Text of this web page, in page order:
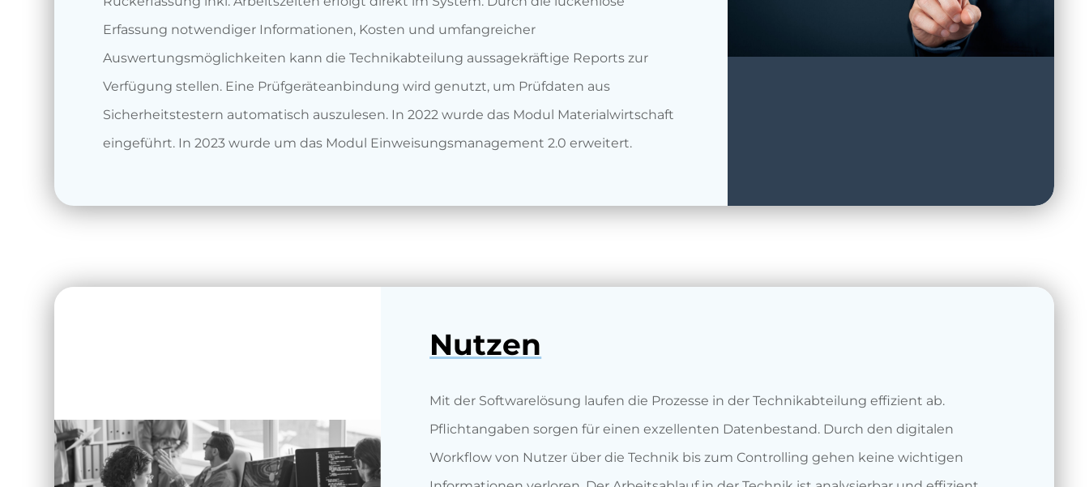
Erfassung notwendiger Informationen, Kosten und umfangreicher
Auswertungsmöglichkeiten kann die Technikabteilung aussagekräftige Reports zur
Verfügung stellen. Eine Prüfgeräteanbindung wird genutzt, um Prüfdaten aus
Sicherheitstestern automatisch auszulesen. In 2022 wurde das Modul Materialwirtschaft
eingeführt. In 2023 wurde um das Modul Einweisungsmanagement 2.0 erweitert.
Nutzen
Mit der Softwarelösung laufen die Prozesse in der Technikabteilung effizient ab.
Pflichtangaben sorgen für einen exzellenten Datenbestand. Durch den digitalen
Workflow von Nutzer über die Technik bis zum Controlling gehen keine wichtigen